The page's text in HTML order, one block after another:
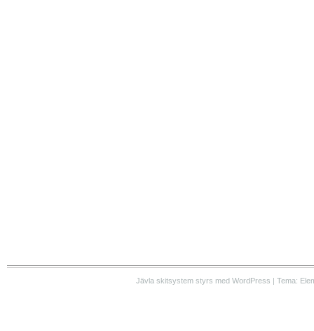
Jävla skitsystem styrs med WordPress | Tema: